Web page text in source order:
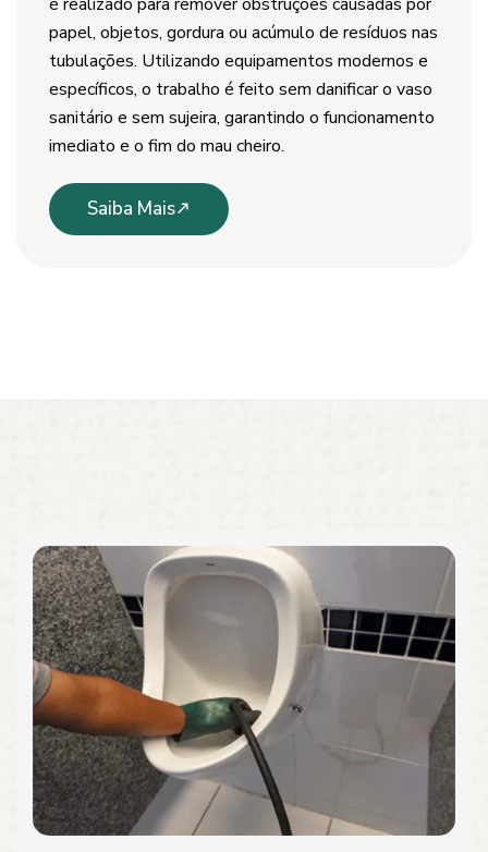
papel, objetos, gordura ou acúmulo de resíduos nas
tubulações. Utilizando equipamentos modernos e
específicos, o trabalho é feito sem danificar o vaso
sanitário e sem sujeira, garantindo o funcionamento
imediato e o fim do mau cheiro.
Saiba Mais